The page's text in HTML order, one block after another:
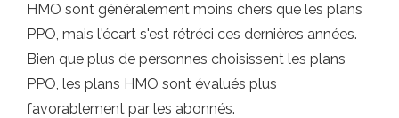
HMO sont généralement moins chers que les plans
PPO, mais l'écart s'est rétréci ces dernières années.
Bien que plus de personnes choisissent les plans
PPO, les plans HMO sont évalués plus
favorablement par les abonnés.